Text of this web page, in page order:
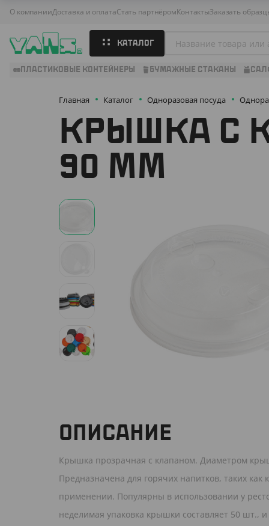
О компанииДоставка и оплатаСтать партнёромКонтактыЗаказать
КАТАЛОГ
ПЛАСТИКОВЫЕ КОНТЕЙНЕРЫ БУМАЖНЫЕ СТАКАНЫ
Главная Каталог Одноразовая посуда
КРЫШКА С
90 ММ
ОПИСАНИЕ
Крышка прозрачная с клапаном. Диаметром
Предназначена для горячих напитков, таких
применении. Популярны в использовании у
неделимая упаковка крышки составляет 50 шт.,